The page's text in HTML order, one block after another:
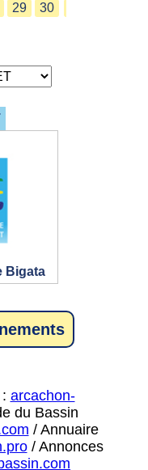
29
30
Bigata
arcachon-
du Bassin
/ Annuaire
/ Annonces